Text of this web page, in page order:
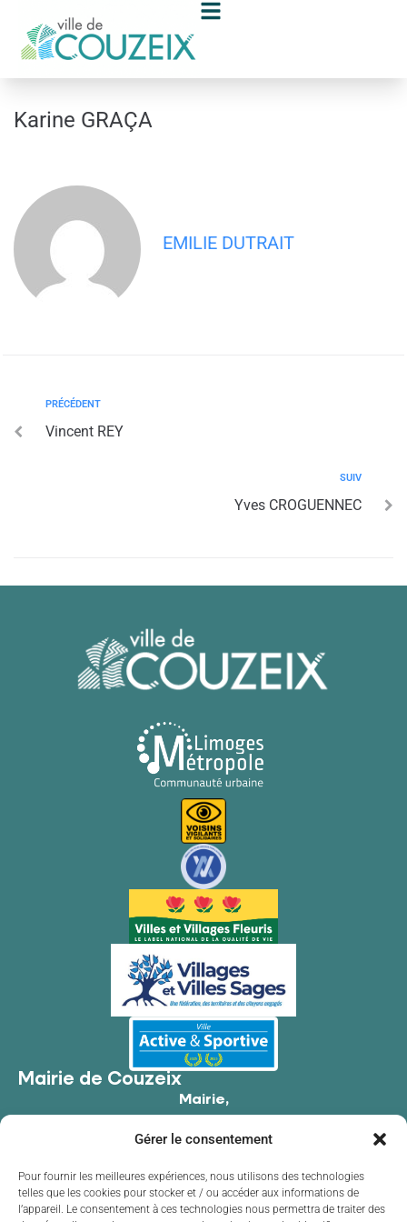
Gérer le consentement
Pour fournir les meilleures expériences, nous utilisons des technologies
telles que les cookies pour stocker et / ou accéder aux informations de
l’appareil. Le consentement à ces technologies nous permettra de traiter des
Karine GRAÇA
EMILIE DUTRAIT
PRÉCÉDENT
Vincent REY
SUIV
Yves CROGUENNEC
Mairie de Couzeix
Mairie,
87270 Couzeix
05 55 39 34 09
Contacter la mairie